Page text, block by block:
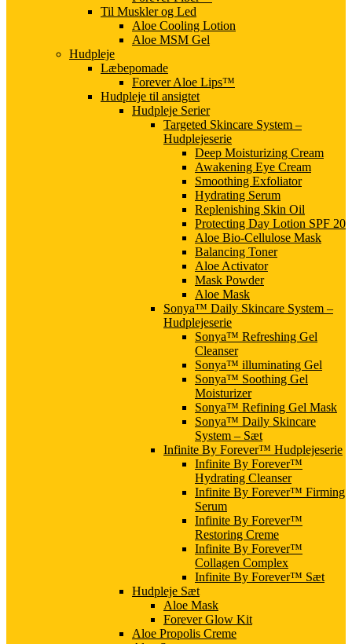
Til Muskler og Led
Aloe Cooling Lotion
Aloe MSM Gel
Hudpleje
Læbepomade
Forever Aloe Lips™
Hudpleje til ansigtet
Hudpleje Serier
Targeted Skincare System –
Hudplejeserie
Deep Moisturizing Cream
Awakening Eye Cream
Smoothing Exfoliator
Hydrating Serum
Replenishing Skin Oil
Protecting Day Lotion SPF 20
Aloe Bio-Cellulose Mask
Balancing Toner
Aloe Activator
Mask Powder
Aloe Mask
Sonya™ Daily Skincare System –
Hudplejeserie
Sonya™ Refreshing Gel
Cleanser
Sonya™ illuminating Gel
Sonya™ Soothing Gel
Moisturizer
Sonya™ Refining Gel Mask
Sonya™ Daily Skincare
System – Sæt
Infinite By Forever™ Hudplejeserie
Infinite By Forever™
Hydrating Cleanser
Infinite By Forever™ Firming
Serum
Infinite By Forever™
Restoring Creme
Infinite By Forever™
Collagen Complex
Infinite By Forever™ Sæt
Hudpleje Sæt
Aloe Mask
Forever Glow Kit
Aloe Propolis Creme